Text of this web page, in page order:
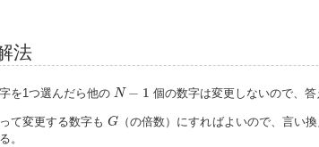
法
を1つ選んだら他の N − 1
N− 個の数字は変更しないので、
て変更する数字もG
G （の倍数）にすればよいので、言い
。